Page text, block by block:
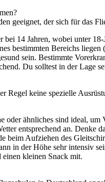
geeignet, der sich für das
bei 14 Jahren, wobei unter
bestimmten Bereichs
sein. Bestimmte
Du solltest in der Lage
Regel keine spezielle
oder ähnliches sind ideal, um
entsprechend an. Denke
beim Aufziehen des
in der Höhe sehr intensiv
kleinen Snack mit.